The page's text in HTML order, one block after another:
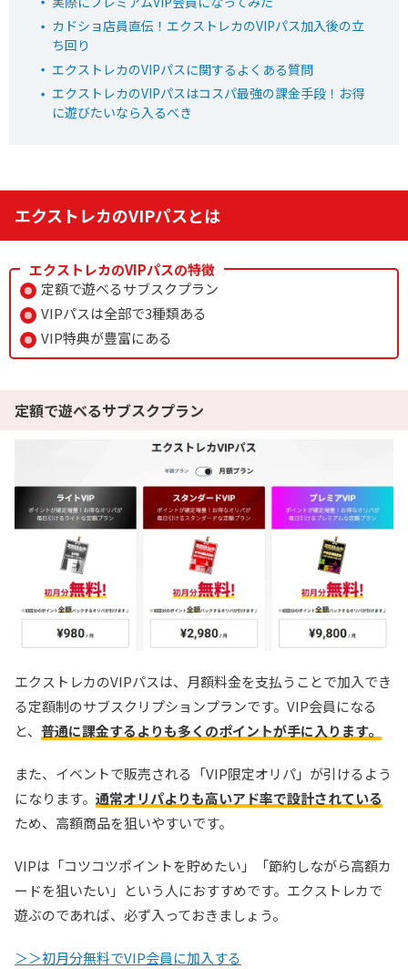
招待コード baxGPb
オリパワン公式サイトを見る
7
ゆいのマイルドご褒美祭開催中
毎日無料ガチャが引ける
還元率100％超えの時限オリパが熱い！
オリくじ公式サイトを見る
TORAオリパ
1周年記念イベント開催中！
新規登録限定で最大90％OFF
新規限定5種類のアド確が引ける
還元率110%超の限定ガチャが引ける！
TORAオリパ公式サイトを見る
カドショ店員直伝！エクストレカのVIPパス加入後の立
ち回り
エクストレカのVIPパスに関するよくある質問
エクストレカのVIPパスはコスパ最強の課金手段！お得
に遊びたいなら入るべき
エクストレカのVIPパスとは
エクストレカのVIPパスの特徴
定額で遊べるサブスクプラン
VIPパスは全部で3種類ある
VIP特典が豊富にある
定額で遊べるサブスクプラン
エクストレカのVIPパスは、月額料金を支払うことで加入でき
る定額制のサブスクリプションプランです。VIP会員になる
と、 普通に課金するよりも多くのポイントが手に入ります。
また、イベントで販売される「VIP限定オリパ」が引けるよう
になります。 通常オリパよりも高いアド率で設計されている
ため、高額商品を狙いやすいです。
VIPは「コツコツポイントを貯めたい」「節約しながら高額カ
ードを狙いたい」という人におすすめです。エクストレカで
遊ぶのであれば、必ず入っておきましょう。
＞＞初月分無料でVIP会員に加入する